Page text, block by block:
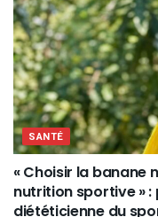
SANTÉ
« Choisir la banane
nutrition sportive » :
diététicienne du